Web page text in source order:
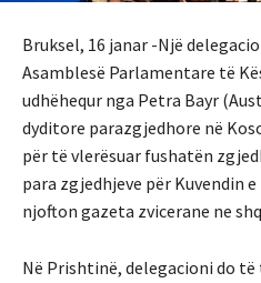
Bruksel, 16 janar -Një
Asamblesë Parlamentare të
udhëhequr nga Petra Bayr
dyditore parazgjedhore në
për të vlerësuar fushatën
para zgjedhjeve për Kuvendin
njofton gazeta zvicerane ne
Në Prishtinë, delegacioni do